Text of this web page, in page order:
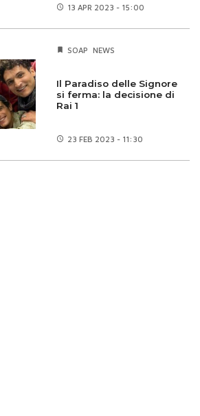
13 APR 2023 - 15:00
SOAP NEWS
Il Paradiso delle Signore
si ferma: la decisione di
Rai 1
23 FEB 2023 - 11:30